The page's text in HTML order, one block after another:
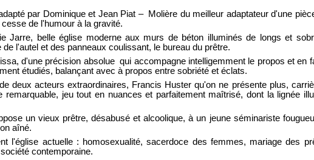
par Dominique et Jean Piat – Molière du meilleur adaptateur d'une
de l'humour à la gravité.
Jarre, belle église moderne aux murs de béton illuminés de longs et
l'autel et des panneaux coulissant, le bureau du prêtre.
d'une précision absolue qui accompagne intelligemment le propos et en
étudiés, balançant avec à propos entre sobriété et éclats.
deux acteurs extraordinaires, Francis Huster qu'on ne présente plus,
jeu tout en nuances et parfaitement maîtrisé, dont la lignée
un vieux prêtre, désabusé et alcoolique, à un jeune séminariste
aîné.
l'église actuelle : homosexualité, sacerdoce des femmes, mariage des
contemporaine.